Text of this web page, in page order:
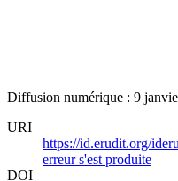
Diffusion numérique : 9
URI
https://id.erudit.org/
erreur s'est produite
DOI